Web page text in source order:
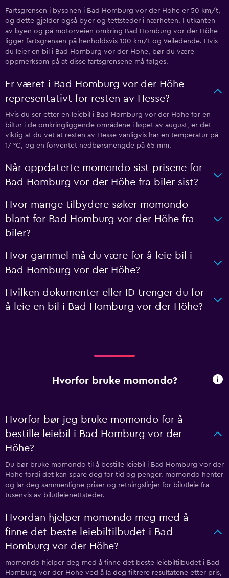
Fartsgrensen i bysonen i Bad Homburg vor der Höhe er 50 km/t,
og dette gjelder også byer og tettsteder i nærheten. I utkanten
av byen og på motorveien omkring Bad Homburg vor der Höhe
ligger fartsgrensen på henholdsvis 100 km/t og Veiledende. Hvis
du leier en bil i Bad Homburg vor der Höhe, bør du være
oppmerksom på at disse fartsgrensene må følges.
Er været i Bad Homburg vor der Höhe
representativt for resten av Hesse?
Hvis du ser etter en leiebil i Bad Homburg vor der Höhe for en
biltur i de omkringliggende områdene i løpet av august, er det
viktig at du vet at resten av Hesse vanligvis har en temperatur på
17 °C, og en forventet nedbørsmengde på 65 mm.
Når oppdaterte momondo sist prisene for
Bad Homburg vor der Höhe fra biler sist?
Hvor mange tilbydere søker momondo
blant for Bad Homburg vor der Höhe fra
biler?
Hvor gammel må du være for å leie bil i
Bad Homburg vor der Höhe?
Hvilken dokumenter eller ID trenger du for
å leie en bil i Bad Homburg vor der Höhe?
Hvorfor bruke momondo?
Hvorfor bør jeg bruke momondo for å
bestille leiebil i Bad Homburg vor der
Höhe?
Du bør bruke momondo til å bestille leiebil i Bad Homburg vor der
Höhe fordi det kan spare deg for tid og penger. momondo henter
og lar deg sammenligne priser og retningslinjer for bilutleie fra
tusenvis av bilutleienettsteder.
Hvordan hjelper momondo meg med å
finne det beste leiebiltilbudet i Bad
Homburg vor der Höhe?
momondo hjelper deg med å finne det beste leiebiltilbudet i Bad
Homburg vor der Höhe ved å la deg filtrere resultatene etter pris,